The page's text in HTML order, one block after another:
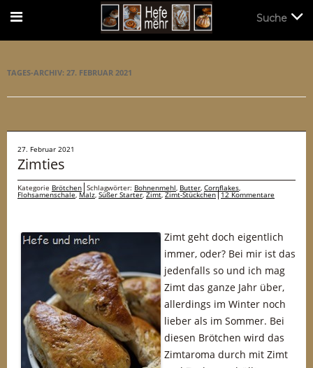
TAGES-ARCHIV: 27. FEBRUAR 2021
27. Februar 2021
Zimties
Kategorie Brötchen Schlagwörter: Bohnenmehl, Butter, Cornflakes,
Flohsamenschale,Malz, Süßer Starter,Zimt,Zimt-Stückchen 12 Kommentare
Zimt geht doch eigentlich
immer, oder? Bei mir ist das
jedenfalls so und ich mag
Zimt das ganze Jahr über,
allerdings im Winter noch
lieber als im Sommer. Bei
diesen Brötchen wird das
Zimtaroma durch mit Zimt
Suche
Suche